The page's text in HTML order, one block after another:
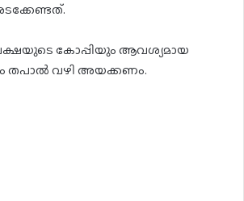
കോപ്പിയും ആവശ്യമായ
തപാൽ വഴി അയക്കണം.